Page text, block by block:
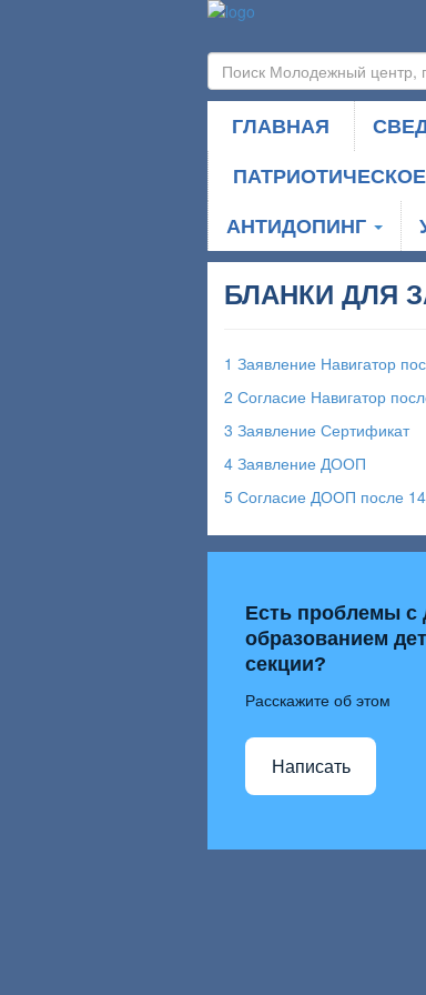
ГЛАВНАЯ
АНТИДОПИНГ
БЛАНКИ ДЛЯ
1 Заявление Навигатор
2 Согласие Навигатор
3 Заявление Сертификат
4 Заявление ДООП
5 Согласие ДООП после
Есть проблемы с
образованием
секции?
Расскажите об этом
Написать